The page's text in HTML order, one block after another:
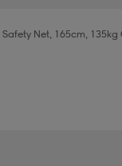
Net, 165cm,